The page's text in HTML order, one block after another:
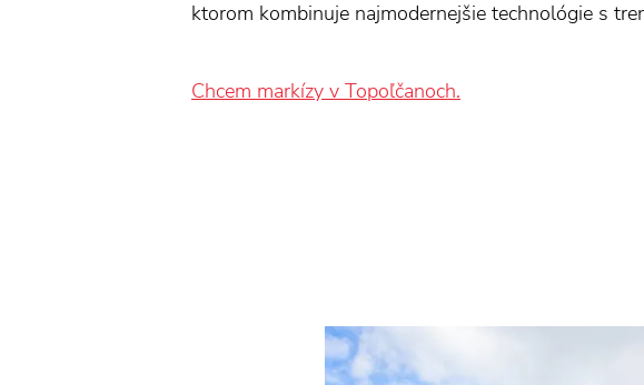
ktorom kombinuje najmodernejšie technológie s
Chcem markízy v Topoľčanoch.